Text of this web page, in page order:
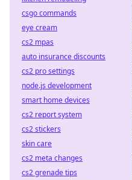
csgo commands
eye cream
cs2 mpas
auto insurance discounts
cs2 pro settings
node.js development
smart home devices
cs2 report system
cs2 stickers
skin care
cs2 meta changes
cs2 grenade tips